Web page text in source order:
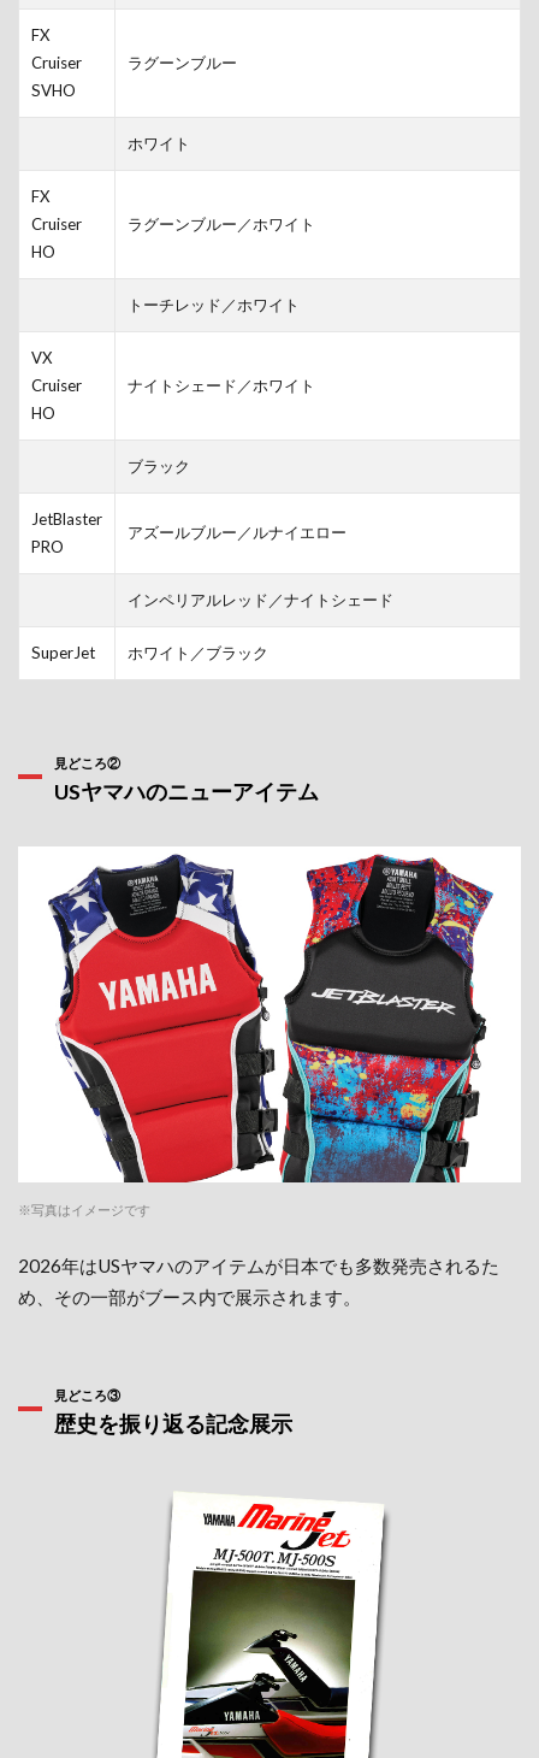
FX
Cruiser
SVHO
ラグーンブルー
ホワイト
FX
Cruiser
HO
ラグーンブルー／ホワイト
トーチレッド／ホワイト
VX
Cruiser
HO
ナイトシェード／ホワイト
ブラック
JetBlaster
PRO
アズールブルー／ルナイエロー
インペリアルレッド／ナイトシェード
SuperJet ホワイト／ブラック
見どころ②
USヤマハのニューアイテム
※写真はイメージです
2026年はUSヤマハのアイテムが日本でも多数発売されるた
め、その一部がブース内で展示されます。
見どころ③
歴史を振り返る記念展示